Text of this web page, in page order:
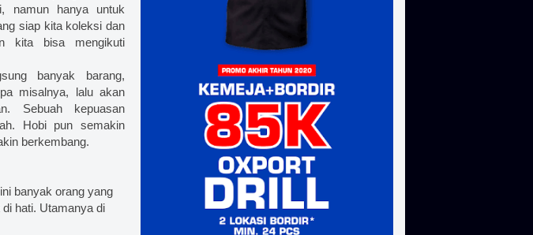
, sablon kaos denpasar, sablon kaos ambon, sablon kaos kendari, sablon kaos jayapura, sablon kaos serang , sablon
kaos bengkulu, sablon kaos sibolga, sablon kaos surakarta , sablon kaos pekalongan, sablon kaos malang, sablon
sablon kaos tebingtinggi , sablon kaos cirebon, sablon kaos mojokerto, sablon kaos tasikmalaya, sablon kaos
kaos agelang, sablon kaos pasuruan, sablon kaos gorontalo, sablon kaos tagerang, sablon kaos blitar , sablon
sablon kaos bukittinggi, sablon kaos batu, sablon kaos dumai, sablon kaos, sablon kaos manual, sablon
namun hanya untuk
siap kita koleksi dan
kita bisa mengikuti
banyak barang,
misalnya, lalu akan
Sebuah kepuasan
Hobi pun semakin
berkembang.
banyak orang yang
hati. Utamanya di